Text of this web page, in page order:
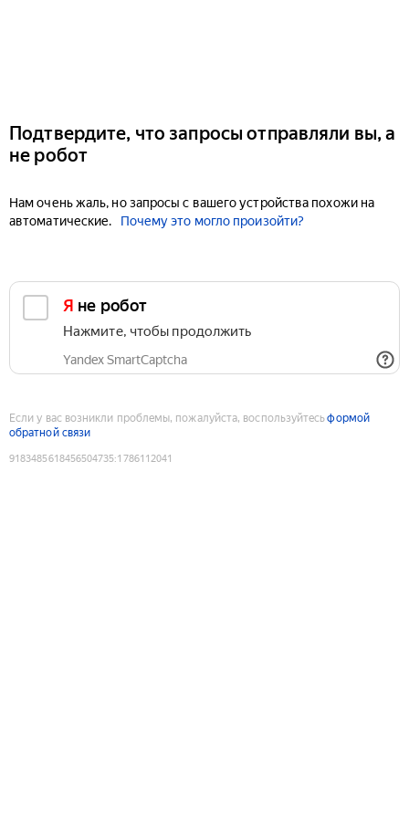
Подтвердите, что запросы отправляли вы, а
не робот
Нам очень жаль, но запросы с вашего устройства похожи на
автоматические.
Почему это могло произойти?
Я не робот
Нажмите, чтобы продолжить
Yandex SmartCaptcha
Если у вас возникли проблемы, пожалуйста, воспользуйтесьформой
обратной связи
9183485618456504735:1786112041